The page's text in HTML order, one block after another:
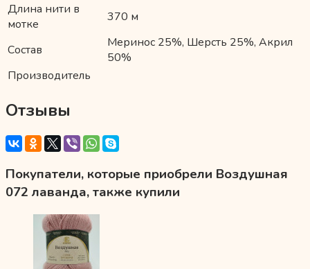
Длина нити в
мотке
370 м
Состав
Меринос 25%, Шерсть 25%, Акрил
50%
Производитель
Отзывы
Покупатели, которые приобрели Воздушная
072 лаванда, также купили